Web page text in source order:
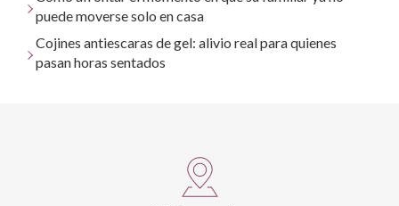
puede moverse solo en casa
Cojines antiescaras de gel: alivio real para quienes
pasan horas sentados